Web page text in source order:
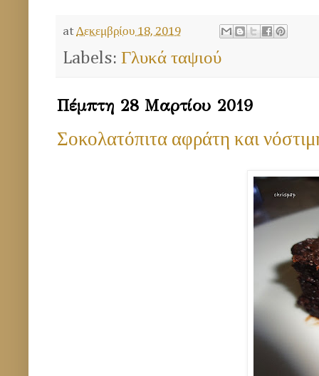
atΔεκεμβρίου 18, 2019
Labels: Γλυκά ταψιού
Πέμπτη 28 Μαρτίου 2019
Σοκολατόπιτα αφράτη και